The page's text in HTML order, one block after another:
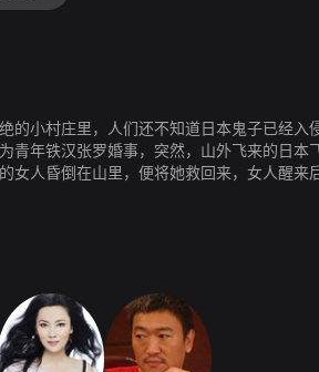
的小村庄里，人们还不知道日本鬼子已经
青年铁汉张罗婚事，突然，山外飞来的日
女人昏倒在山里，便将她救回来，女人醒来